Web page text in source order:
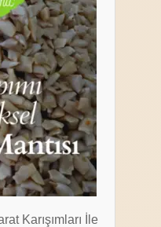
Karışımları İle